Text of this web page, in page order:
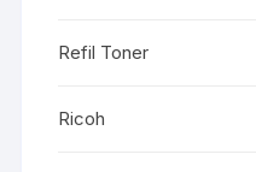
Refil Toner
Ricoh